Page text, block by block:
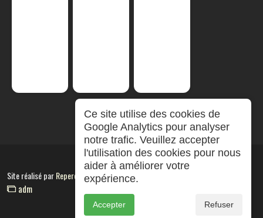
Site réalisé parRepereCom
adm
Ce site utilise des cookies de
Google Analytics pour analyser
notre trafic. Veuillez accepter
l'utilisation des cookies pour nous
aider à améliorer votre
expérience.
Accepter Refuser